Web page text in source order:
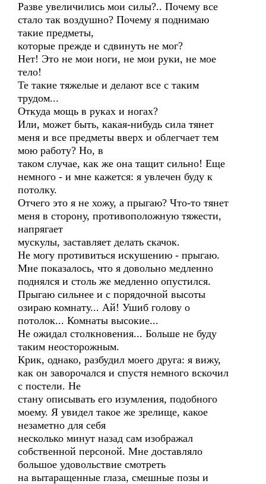
Разве увеличились мои силы?.. Почему все
стало так воздушно? Почему я поднимаю
такие предметы,
которые прежде и сдвинуть не мог?
Нет! Это не мои ноги, не мои руки, не мое
тело!
Те такие тяжелые и делают все с таким
трудом...
Откуда мощь в руках и ногах?
Или, может быть, какая-нибудь сила тянет
меня и все предметы вверх и облегчает тем
мою работу? Но, в
таком случае, как же она тащит сильно! Еще
немного - и мне кажется: я увлечен буду к
потолку.
Отчего это я не хожу, а прыгаю? Что-то тянет
меня в сторону, противоположную тяжести,
напрягает
мускулы, заставляет делать скачок.
Не могу противиться искушению - прыгаю.
Мне показалось, что я довольно медленно
поднялся и столь же медленно опустился.
Прыгаю сильнее и с порядочной высоты
озираю комнату... Ай! Ушиб голову о
потолок... Комнаты высокие...
Не ожидал столкновения... Больше не буду
таким неосторожным.
Крик, однако, разбудил моего друга: я вижу,
как он заворочался и спустя немного вскочил
с постели. Не
стану описывать его изумления, подобного
моему. Я увидел такое же зрелище, какое
незаметно для себя
несколько минут назад сам изображал
собственной персоной. Мне доставляло
большое удовольствие смотреть
на вытаращенные глаза, смешные позы и